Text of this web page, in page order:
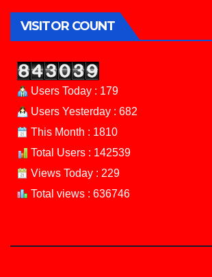
VISITOR COUNT
Users Today : 179
Users Yesterday : 682
This Month : 1810
Total Users : 142539
Views Today : 229
Total views : 636746